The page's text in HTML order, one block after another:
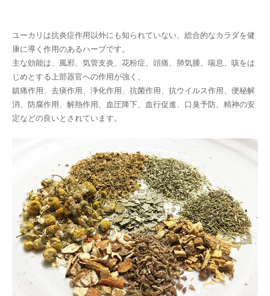
ユーカリは抗炎症作用以外にも知られていない、総合的なカラダを健
康に導く作用のあるハーブです。
主な効能は、風邪、気管支炎、花粉症、頭痛、肺気腫、喘息、咳をは
じめとする上部器官への作用が強く、
鎮痛作用、去痰作用、浄化作用、抗菌作用、抗ウイルス作用、便秘解
消、防腐作用、解熱作用、血圧降下、血行促進、口臭予防、精神の安
定などの良いとされています。